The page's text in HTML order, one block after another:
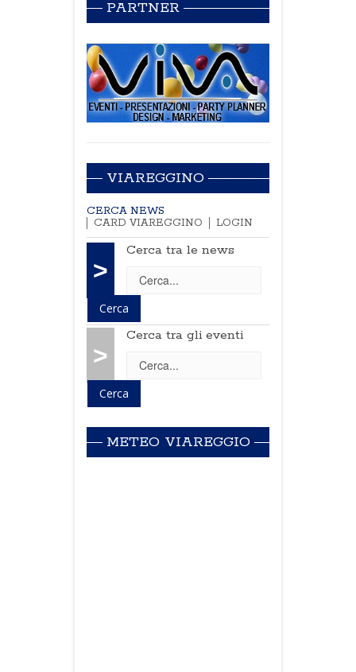
PARTNER
VIAREGGINO
CERCA NEWS
CARD VIAREGGINO
LOGIN
>
Cerca tra le news
>
Cerca tra gli eventi
METEO VIAREGGIO